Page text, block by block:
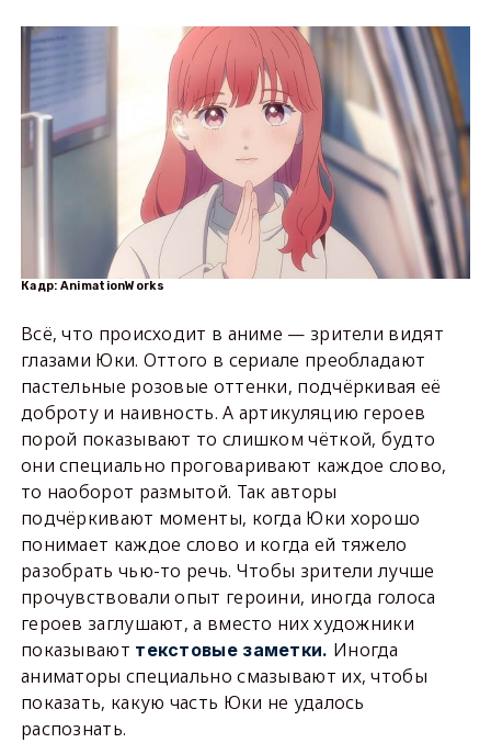
Кадр: AnimationWorks
Всё, что происходит в аниме — зрители видят
глазами Юки. Оттого в сериале преобладают
пастельные розовые оттенки, подчёркивая её
доброту и наивность. А артикуляцию героев
порой показывают то слишком чёткой, будто
они специально проговаривают каждое слово,
то наоборот размытой. Так авторы
подчёркивают моменты, когда Юки хорошо
понимает каждое слово и когда ей тяжело
разобрать чью-то речь. Чтобы зрители лучше
прочувствовали опыт героини, иногда голоса
героев заглушают, а вместо них художники
показывают текстовые заметки. Иногда
аниматоры специально смазывают их, чтобы
показать, какую часть Юки не удалось
распознать.